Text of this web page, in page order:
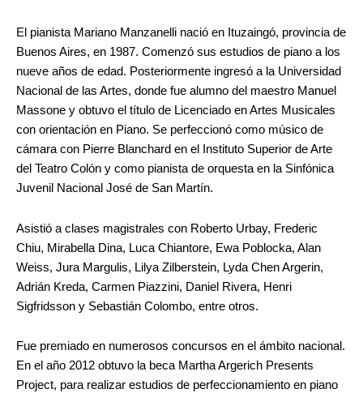
El pianista Mariano Manzanelli nació en Ituzaingó, provincia de
Buenos Aires, en 1987. Comenzó sus estudios de piano a los
nueve años de edad. Posteriormente ingresó a la Universidad
Nacional de las Artes, donde fue alumno del maestro Manuel
Massone y obtuvo el título de Licenciado en Artes Musicales
con orientación en Piano. Se perfeccionó como músico de
cámara con Pierre Blanchard en el Instituto Superior de Arte
del Teatro Colón y como pianista de orquesta en la Sinfónica
Juvenil Nacional José de San Martín.
Asistió a clases magistrales con Roberto Urbay, Frederic
Chiu, Mirabella Dina, Luca Chiantore, Ewa Poblocka, Alan
Weiss, Jura Margulis, Lilya Zilberstein, Lyda Chen Argerin,
Adrián Kreda, Carmen Piazzini, Daniel Rivera, Henri
Sigfridsson y Sebastián Colombo, entre otros.
Fue premiado en numerosos concursos en el ámbito nacional.
En el año 2012 obtuvo la beca Martha Argerich Presents
Project, para realizar estudios de perfeccionamiento en piano